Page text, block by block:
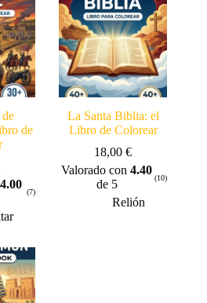
de
4.00
(7)
La Santa Biblia: el
Libro de Colorear
18,00€
Valorado con4.40
de 5
(10)
Relión